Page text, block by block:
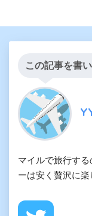
この記事を書
マイルで旅行す
ーは安く贅沢に楽